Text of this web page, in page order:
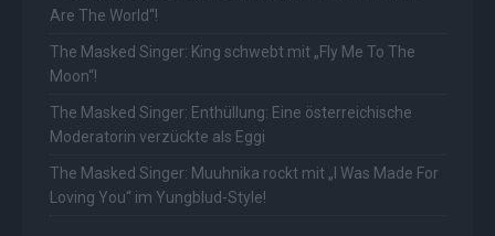
Are The World“!
The Masked Singer: King schwebt mit „Fly Me To The
Moon“!
The Masked Singer: Enthüllung: Eine österreichische
Moderatorin verzückte als Eggi
The Masked Singer: Muuhnika rockt mit „I Was Made For
Loving You“ im Yungblud-Style!